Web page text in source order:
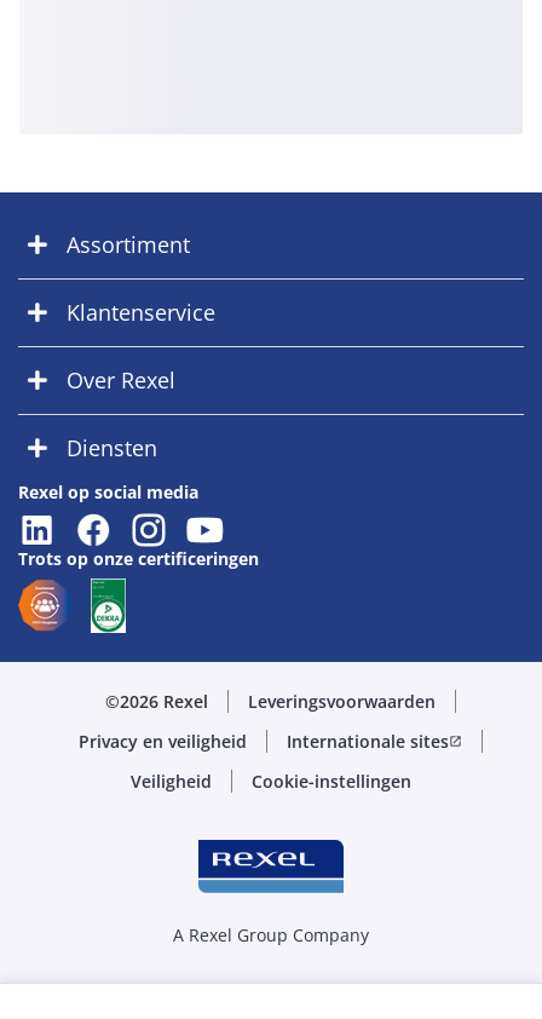
Assortiment
Klantenservice
Over Rexel
Diensten
Rexel op social media
Trots op onze certificeringen
©2026 Rexel
Leveringsvoorwaarden
Privacy en veiligheid
Internationale sitesopen_in_new
Veiligheid Cookie-instellingen
A Rexel Group Company